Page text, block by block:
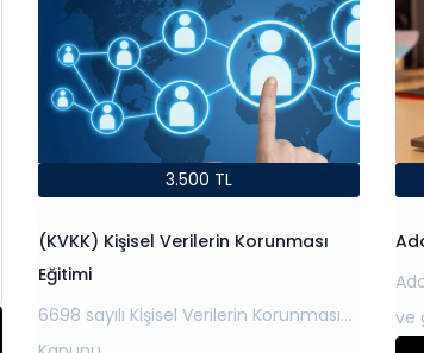
3.500 TL
(KVKK) Kişisel Verilerin Korunması
Eğitimi
6698 sayılı Kişisel Verilerin Korunması